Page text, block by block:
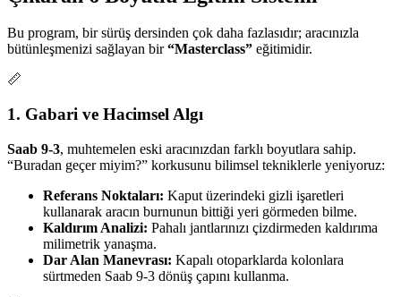
Bu program, bir sürüş dersinden çok daha fazlasıdır; aracınızla
bütünleşmenizi sağlayan bir“Masterclass” eğitimidir.
📏
1. Gabari ve Hacimsel Algı
Saab 9-3, muhtemelen eski aracınızdan farklı boyutlara sahip.
“Buradan geçer miyim?” korkusunu bilimsel tekniklerle yeniyoruz:
Referans Noktaları: Kaput üzerindeki gizli işaretleri
kullanarak aracın burnunun bittiği yeri görmeden bilme.
Kaldırım Analizi: Pahalı jantlarınızı çizdirmeden kaldırıma
milimetrik yanaşma.
Dar Alan Manevrası: Kapalı otoparklarda kolonlara
sürtmeden Saab 9-3 dönüş çapını kullanma.